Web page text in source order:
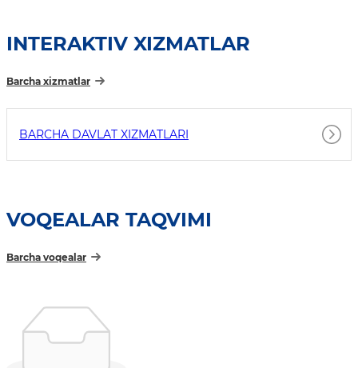
INTERAKTIV XIZMATLAR
Barcha xizmatlar
BARCHA DAVLAT XIZMATLARI
VOQEALAR TAQVIMI
Barcha voqealar